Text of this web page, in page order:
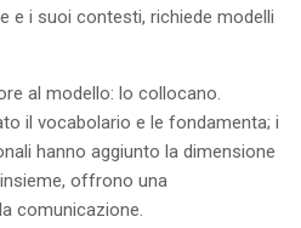
e i suoi contesti, richiede modelli
al modello: lo collocano.
il vocabolario e le fondamenta; i
hanno aggiunto la dimensione
offrono una
comunicazione.